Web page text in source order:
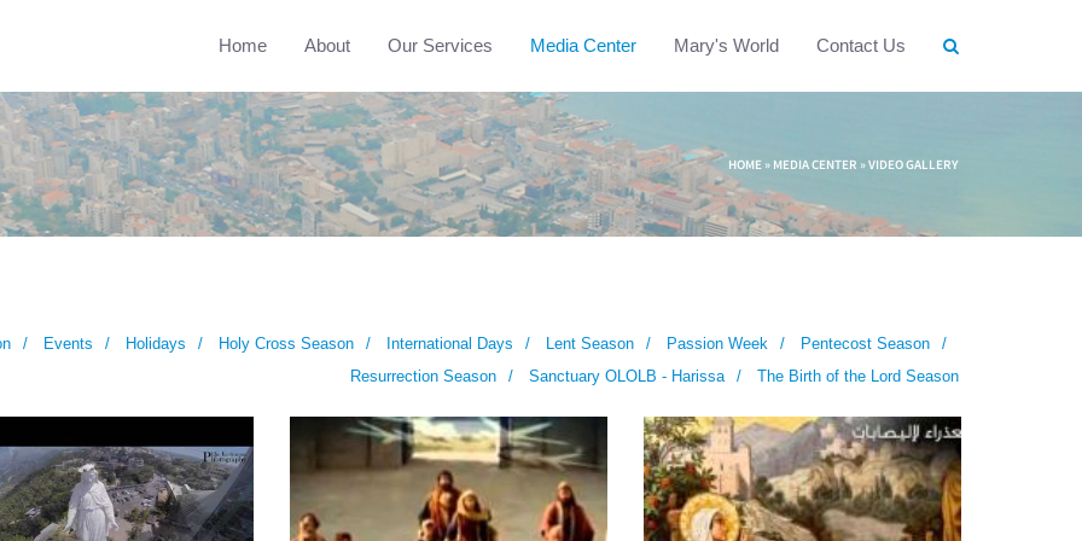
Home About Our Services Media Center Mary's World Contact Us
HOME » MEDIA CENTER »VIDEO GALLERY
Events Holidays Holy Cross Season International Days Lent Season Passion Week
Pentecost Season
Resurrection Season
Sanctuary OLOLB - Harissa The Birth of the Lord Season